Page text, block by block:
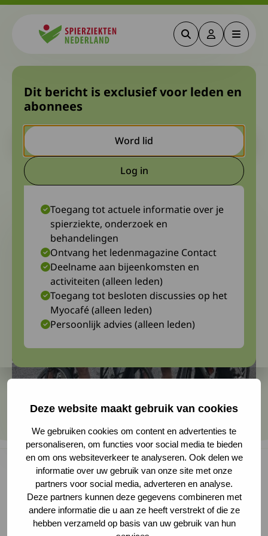
Deze website maakt gebruik van cookies
We gebruiken cookies om content en advertenties te
personaliseren, om functies voor social media te bieden
en om ons websiteverkeer te analyseren. Ook delen we
informatie over uw gebruik van onze site met onze
partners voor social media, adverteren en analyse.
Deze partners kunnen deze gegevens combineren met
andere informatie die u aan ze heeft verstrekt of die ze
hebben verzameld op basis van uw gebruik van hun
ZoekenDeze link
Menu
Kekum fietste rondje
Noordzee
Let op. Dit is een ouder bericht. Het kan zijn dat de inhoud niet
meer actueel is.
13 december 2022 Diagnosewerkgroep Erfelijke polyneuropathieën
De afgelopen jaren heeft een club enthousiaste
fietsers uit het dorpje Kedichem (in de
volksmond Kekum genoemd) een rondje om de
Dit bericht is exclusief voor leden en
abonnees
Word lid
Log inDeze link gaat naar een
Toegang tot actuele informatie over je
spierziekte, onderzoek en
behandelingen
Ontvang het ledenmagazine Contact
Deelname aan bijeenkomsten en
activiteiten (alleen leden)
Toegang tot besloten discussies op het
Myocafé (alleen leden)
Persoonlijk advies (alleen leden)